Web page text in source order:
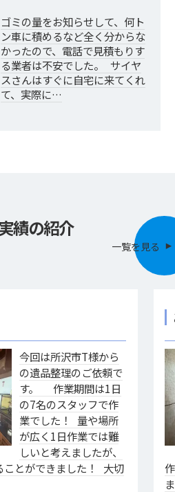
ゴミの量をお知らせして、何ト
ン車に積めるなど全く分からな
かったので、電話で見積もりす
る業者は不安でした。 サイヤ
スさんはすぐに自宅に来てくれ
て、実際に…
績の紹介
一覧を見る
今回は所沢市T様から
の遺品整理のご依頼で
す。 作業期間は1日
の7名のスタッフで作
業でした！ 量や場所
が広く1日作業では難
しいと考えましたが、
ことができました！ 大切